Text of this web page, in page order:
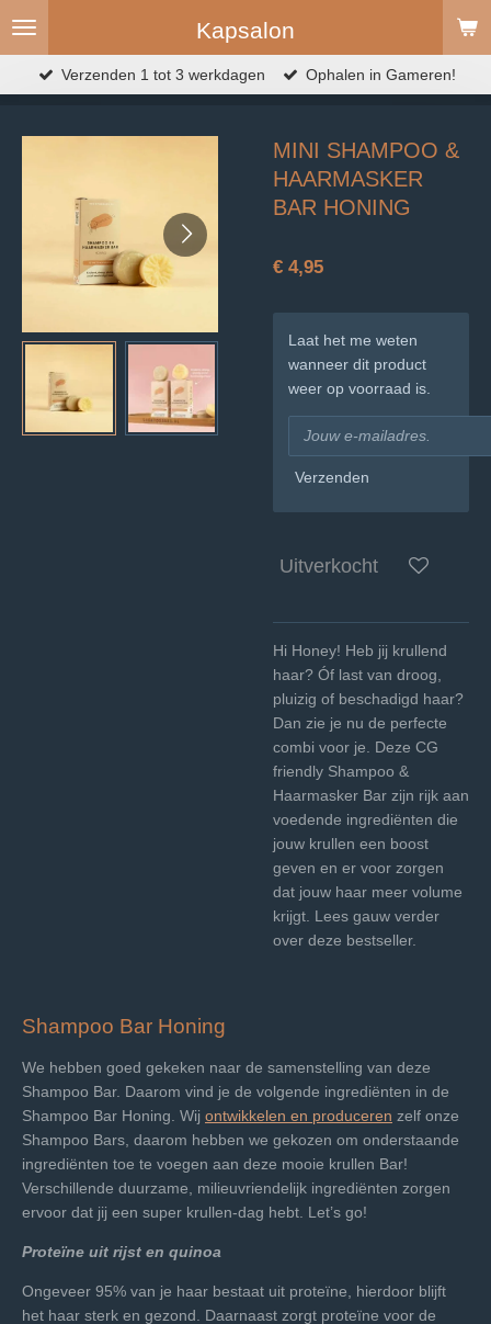
Ga
naar
de
Kapsalon
Verzenden 1 tot 3 werkdagen Ophalen in Gameren!
MINI SHAMPOO &
HAARMASKER
BAR HONING
€ 4,95
Laat het me weten
wanneer dit product
weer op voorraad is.
Verzenden
Uitverkocht
Hi Honey! Heb jij krullend
haar? Óf last van droog,
pluizig of beschadigd haar?
Dan zie je nu de perfecte
combi voor je. Deze CG
friendly Shampoo &
Haarmasker Bar zijn rijk aan
voedende ingrediënten die
jouw krullen een boost
geven en er voor zorgen
dat jouw haar meer volume
krijgt. Lees gauw verder
over deze bestseller.
Shampoo Bar Honing
We hebben goed gekeken naar de samenstelling van deze
Shampoo Bar. Daarom vind je de volgende ingrediënten in de
Shampoo Bar Honing. Wij ontwikkelen en produceren zelf onze
Shampoo Bars, daarom hebben we gekozen om onderstaande
ingrediënten toe te voegen aan deze mooie krullen Bar!
Verschillende duurzame, milieuvriendelijk ingrediënten zorgen
ervoor dat jij een super krullen-dag hebt. Let’s go!
Proteïne uit rijst en quinoa
Ongeveer 95% van je haar bestaat uit proteïne, hierdoor blijft
het haar sterk en gezond. Daarnaast zorgt proteïne voor de